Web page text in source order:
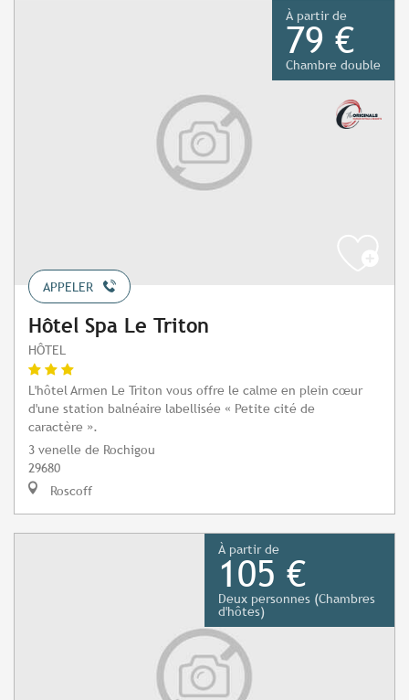
À partir de
79 €
Chambre double
APPELER
Hôtel Spa Le Triton
HÔTEL
L'hôtel Armen Le Triton vous offre le calme en plein cœur
d'une station balnéaire labellisée « Petite cité de
caractère ».
3 venelle de Rochigou
29680
Roscoff
À partir de
105 €
Deux personnes (Chambres
d'hôtes)